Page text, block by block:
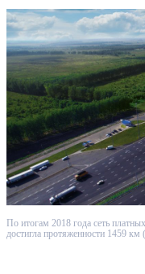
По итогам 2018 года сеть
достигла протяженности 1459